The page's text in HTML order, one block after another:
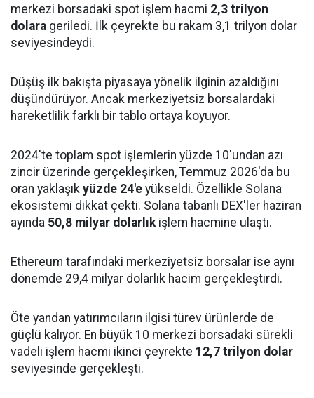
merkezi borsadaki spot işlem hacmi 2,3 trilyon
dolara geriledi. İlk çeyrekte bu rakam 3,1 trilyon dolar
seviyesindeydi.
Düşüş ilk bakışta piyasaya yönelik ilginin azaldığını
düşündürüyor. Ancak merkeziyetsiz borsalardaki
hareketlilik farklı bir tablo ortaya koyuyor.
2024'te toplam spot işlemlerin yüzde 10'undan azı
zincir üzerinde gerçekleşirken, Temmuz 2026'da bu
oran yaklaşık yüzde 24'e yükseldi. Özellikle Solana
ekosistemi dikkat çekti. Solana tabanlı DEX'ler haziran
ayında 50,8 milyar dolarlıkişlem hacmine ulaştı.
Ethereum tarafındaki merkeziyetsiz borsalar ise aynı
dönemde 29,4 milyar dolarlık hacim gerçekleştirdi.
Öte yandan yatırımcıların ilgisi türev ürünlerde de
güçlü kalıyor. En büyük 10 merkezi borsadaki sürekli
vadeli işlem hacmi ikinci çeyrekte 12,7 trilyon dolar
seviyesinde gerçekleşti.